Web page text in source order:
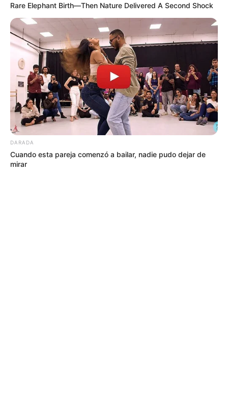
Rare Elephant Birth—Then Nature Delivered A Second Shock
DARADA
Cuando esta pareja comenzó a bailar, nadie pudo dejar de
mirar